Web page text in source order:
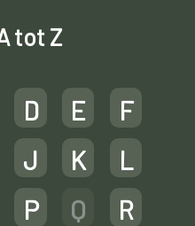
tot Z
D E
F
J K
L
P Q
R